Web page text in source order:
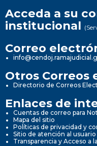
Acceda a su
institucional
Correo
Otros Correos
Directorio de Correos
Enlaces de
Cuentas de correo para
Mapa del sitio
Políticas de privacidad y
Sitio de atención al usuario
Transparencia y Acceso a